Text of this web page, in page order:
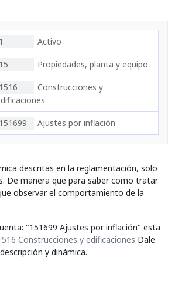
1 Activo
15 Propiedades, planta y equipo
1516
Construcciones y
151699 Ajustes por inflación
descritas en la reglamentación, solo
De manera que para saber como tratar
observar el comportamiento de la
"151699 Ajustes por inflación" esta
Construcciones y edificaciones Dale
y dinámica.